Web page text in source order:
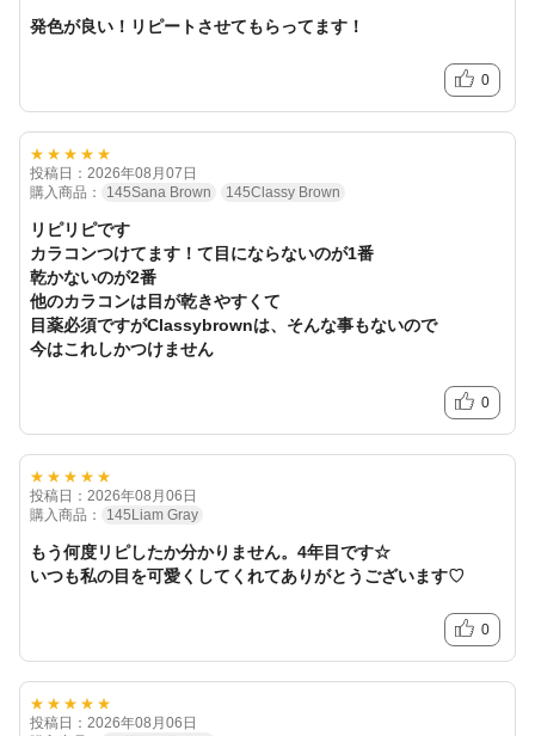
発色が良い！リピートさせてもらってます！
0
★★★★★
投稿日：2026年08月07日
購入商品：
145Sana Brown 145Classy Brown
リピリピです
カラコンつけてます！て目にならないのが1番
乾かないのが2番
他のカラコンは目が乾きやすくて
目薬必須ですがClassybrownは、そんな事もないので
今はこれしかつけません
0
★★★★★
投稿日：2026年08月06日
購入商品：
145Liam Gray
もう何度リピしたか分かりません。4年目です☆
いつも私の目を可愛くしてくれてありがとうございます♡
0
★★★★★
投稿日：2026年08月06日